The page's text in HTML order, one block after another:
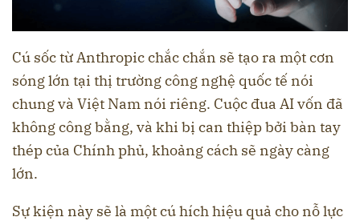
Cú sốc từ Anthropic chắc chắn sẽ tạo ra một cơn
sóng lớn tại thị trường công nghệ quốc tế nói
chung và Việt Nam nói riêng. Cuộc đua AI vốn đã
không công bằng, và khi bị can thiệp bởi bàn tay
thép của Chính phủ, khoảng cách sẽ ngày càng
lớn.
Sự kiện này sẽ là một cú hích hiệu quả cho nỗ lực